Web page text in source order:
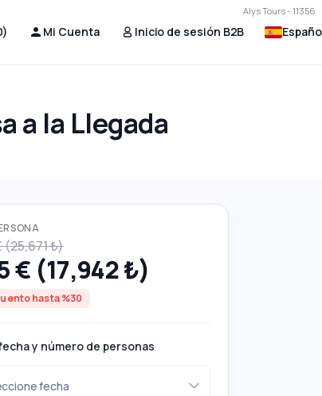
Alys Tours - 11356
) Mi Cuenta Inicio de sesión B2B
a la Llegada
(25,671 ₺)
€ (17,942 ₺)
hasta %30
y número de personas